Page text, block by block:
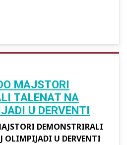
MAJSTORI
TALENAT NA
U DERVENTI
DEMONSTRIRALI
OLIMPIJADI U DERVENTI